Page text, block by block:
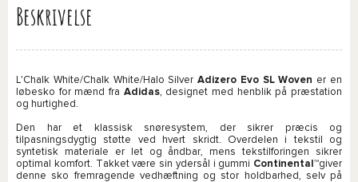
Beskrivelse
L'Chalk White/Chalk White/Halo SilverAdizero Evo SL Woven er en
løbesko for mænd fra Adidas, designet med henblik på præstation
og hurtighed.
Den har et klassisk snøresystem, der sikrer præcis og
tilpasningsdygtig støtte ved hvert skridt. Overdelen i tekstil og
syntetisk materiale er let og åndbar, mens tekstilforingen sikrer
optimal komfort. Takket være sin ydersål i gummi Continental™giver
denne sko fremragende vedhæftning og stor holdbarhed, selv på